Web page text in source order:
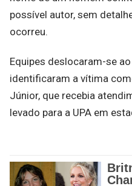
possível autor, sem
ocorreu.
Equipes deslocaram-se
identificaram a vítima
Júnior, que recebia
levado para a UPA em